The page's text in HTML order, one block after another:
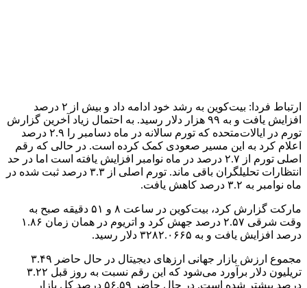
۱- بیت‌کوین
قیمت: ۹۹ هزار و ۵۹۷.۰۴ دلار
تغییرات قیمتی ۲۴ ساعت گذشته: ۲.۴۵ درصد افزایش
تغییرات قیمتی یک هفته اخیر: ۵.۵۶ درصد افزایش
۲- اتریوم
قیمت: ۳۳۷۳.۷۹ دلار
تغییرات قیمتی ۲۴ ساعت گذشته: ۴.۵۳ درصد افزایش
تغییرات قیمتی یک هفته اخیر: ۱.۳۰ درصد افزایش